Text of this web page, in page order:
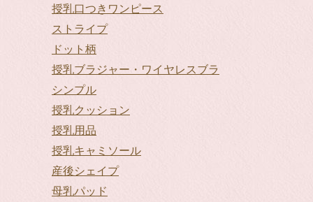
授乳口つきワンピース
ストライプ
ドット柄
授乳ブラジャー・ワイヤレスブラ
シンプル
授乳クッション
授乳用品
授乳キャミソール
産後シェイプ
母乳パッド